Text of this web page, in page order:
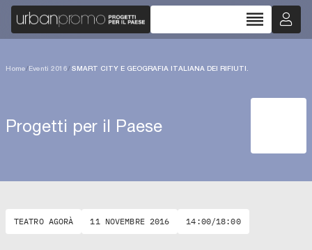
reorder
Home/Eventi 2016/SMART CITY E GEOGRAFIA ITALIANA DEI RIFIUTI.
Progetti per il Paese
TEATRO AGORÀ 11 NOVEMBRE 2016 14:00/18:00